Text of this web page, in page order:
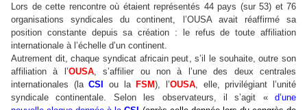
Lors de cette rencontre où étaient représentés 44 pays (sur 53) et 76
organisations syndicales du continent, l’OUSA avait réaffirmé sa
position constante depuis sa création : le refus de toute affiliation
internationale à l’échelle d’un continent.
Autrement dit, chaque syndicat africain peut, s’il le souhaite, outre son
affiliation à l’OUSA, s’affilier ou non à l’une des deux centrales
internationales (laCSI ou la FSM), l’OUSA , elle, privilégiant l’unité
syndicale continentale. Selon les observateurs, il s’agit « d’une